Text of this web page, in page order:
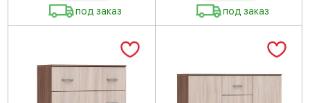
под заказ под заказ